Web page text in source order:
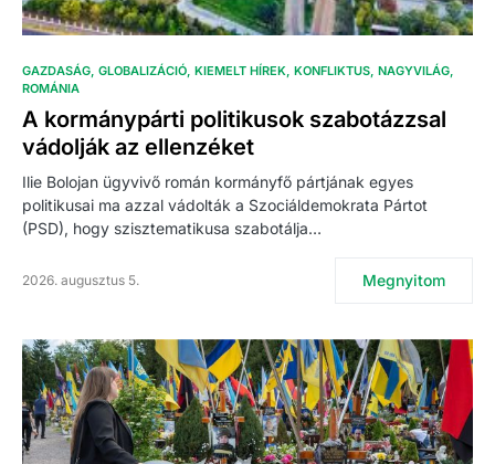
GAZDASÁG GLOBALIZÁCIÓ KIEMELT HÍREK KONFLIKTUS NAGYVILÁG
ROMÁNIA
A kormánypárti politikusok szabotázzsal
vádolják az ellenzéket
Ilie Bolojan ügyvivő román kormányfő pártjának egyes
politikusai ma azzal vádolták a Szociáldemokrata Pártot
(PSD), hogy szisztematikusa szabotálja…
2026. augusztus 5. Megnyitom